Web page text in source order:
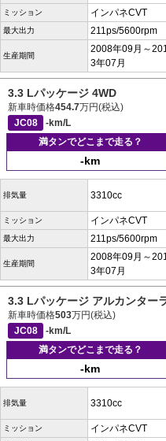
ミッション インパネCVT
最大出力 211ps/5600rpm
生産期間
2008年09月～
3年07月
3.3 Lパッケージ 4WD
新車時価格454.7万円(税込)
JC08
-km/L
満タンでどこまで走る？
-km
排気量 3310cc
ミッション インパネCVT
最大出力 211ps/5600rpm
生産期間
2008年09月～
3年07月
3.3 Lパッケージ アルカンター
新車時価格503万円(税込)
JC08
-km/L
満タンでどこまで走る？
-km
排気量 3310cc
ミッション インパネCVT